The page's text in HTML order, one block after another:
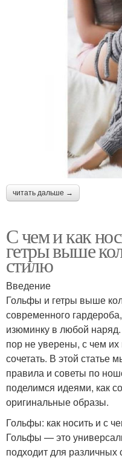
читать дальше →
С чем и как
гетры выше
стилю
Введение
Гольфы и гетры выше
современного
изюминку в любой
пор не уверены, с чем их
сочетать. В этой статье
правила и советы по
поделимся идеями, как
оригинальные образы.
Гольфы: как носить и с
Гольфы — это
подходит для